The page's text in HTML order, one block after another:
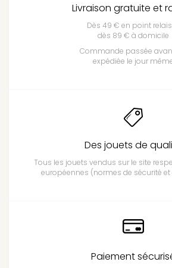
Livraison gratuite et
Dès 49 € en point
dès 89 € à domicile
Commande passée
expédiée le jour
Des jouets de
Tous les jouets vendus sur le site
européennes (normes de sécurité et
Paiement